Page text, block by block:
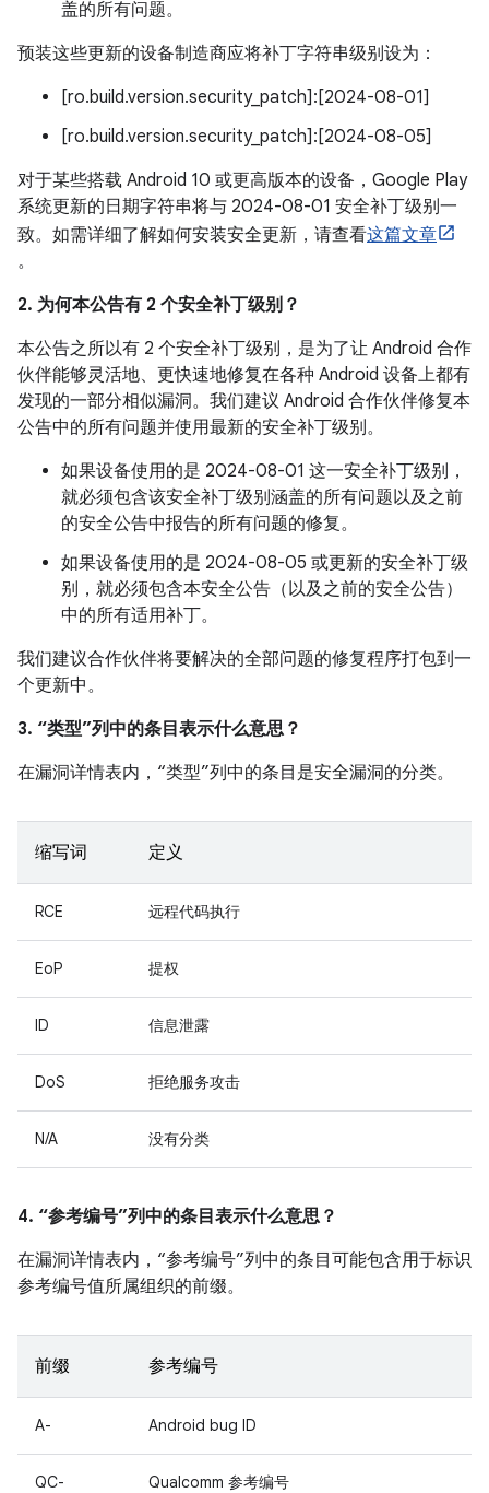
盖的所有问题。
预装这些更新的设备制造商应将补丁字符串级别设为：
[ro.build.version.security_patch]:[2024-08-01]
[ro.build.version.security_patch]:[2024-08-05]
对于某些搭载 Android 10 或更高版本的设备，Google Play
系统更新的日期字符串将与 2024-08-01 安全补丁级别一
致。如需详细了解如何安装安全更新，请查看这篇文章
。
2. 为何本公告有 2 个安全补丁级别？
本公告之所以有 2 个安全补丁级别，是为了让 Android 合作
伙伴能够灵活地、更快速地修复在各种 Android 设备上都有
发现的一部分相似漏洞。我们建议 Android 合作伙伴修复本
公告中的所有问题并使用最新的安全补丁级别。
如果设备使用的是 2024-08-01 这一安全补丁级别，
就必须包含该安全补丁级别涵盖的所有问题以及之前
的安全公告中报告的所有问题的修复。
如果设备使用的是 2024-08-05 或更新的安全补丁级
别，就必须包含本安全公告（以及之前的安全公告）
中的所有适用补丁。
我们建议合作伙伴将要解决的全部问题的修复程序打包到一
个更新中。
3. “类型”列中的条目表示什么意思？
在漏洞详情表内，“类型”列中的条目是安全漏洞的分类。
缩写词 定义
RCE 远程代码执行
EoP 提权
ID 信息泄露
DoS 拒绝服务攻击
N/A 没有分类
4. “参考编号”列中的条目表示什么意思？
在漏洞详情表内，“参考编号”列中的条目可能包含用于标识
参考编号值所属组织的前缀。
前缀 参考编号
A- Android bug ID
QC- Qualcomm 参考编号